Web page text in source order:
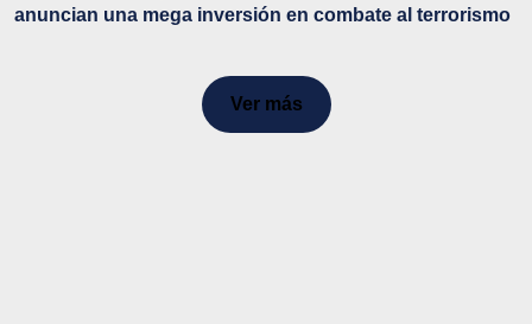
anuncian una mega inversión en combate al terrorismo
Ver más